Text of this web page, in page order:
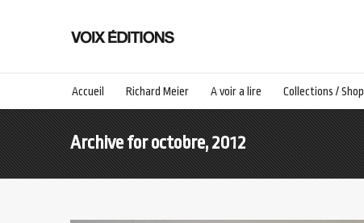
Accueil Richard Meier A voir a lire Collections / Shop
Archive for octobre, 2012